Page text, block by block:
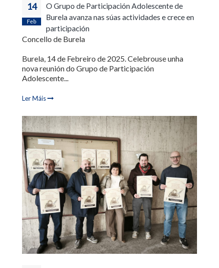
14
Feb
O Grupo de Participación Adolescente de
Burela avanza nas súas actividades e crece en
participación
Concello de Burela
Burela, 14 de Febreiro de 2025. Celebrouse unha
nova reunión do Grupo de Participación
Adolescente...
Ler Máis